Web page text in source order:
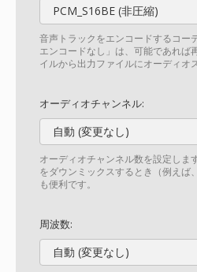
PCM_S16BE (非圧縮)
音声トラックをエンコードするコー
エンコードなし」は、可能であれば
イルから出力ファイルにオーディオ
オーディオチャンネル:
自動 (変更なし)
オーディオチャンネル数を設定しま
をダウンミックスするとき（例えば
も便利です。
周波数:
自動 (変更なし)